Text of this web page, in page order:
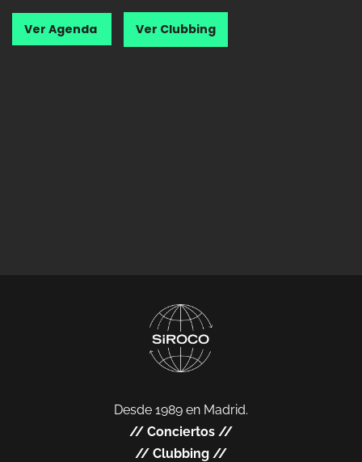
Ver Agenda Ver Clubbing
Desde 1989 en Madrid.
// Conciertos //
// Clubbing //